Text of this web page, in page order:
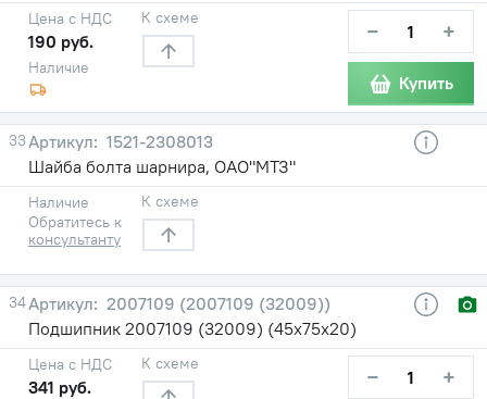
Наличие
Цена с НДС
190 руб.
К схеме − +
Купить
33
1521-2308013
Шайба болта шарнира, ОАО"МТЗ"
Наличие
Обратитесь к
консультанту
К схеме
34
2007109 (2007109 (32009))
Подшипник 2007109 (32009) (45х75х20)
Цена с НДС
341 руб.
К схеме − +